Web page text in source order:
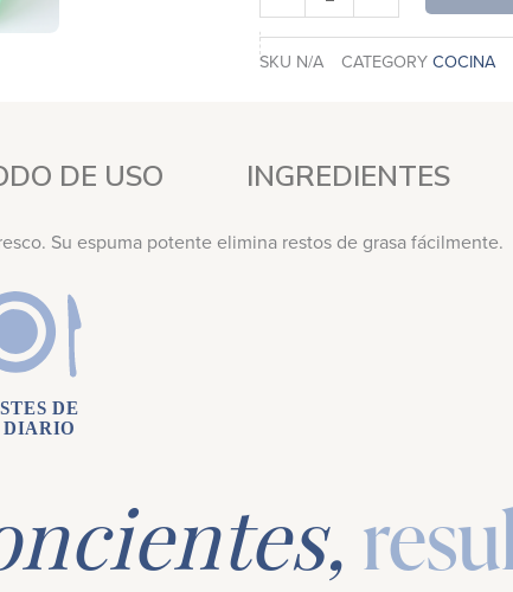
SKU N/A CATEGORYCOCINA
DE USO INGREDIENTES
Su espuma potente elimina restos de grasa fácilmente.